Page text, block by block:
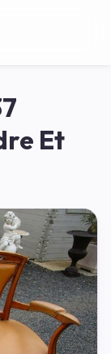
Et